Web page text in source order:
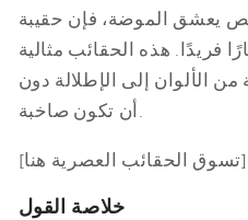
يعشق الموضة، فإن حقيبة
فريدًا. هذه الحقائب مثالية
الألوان إلى الإطلالة دون
[تسوق الحقائب العصرية هنا]
خلاصة القول